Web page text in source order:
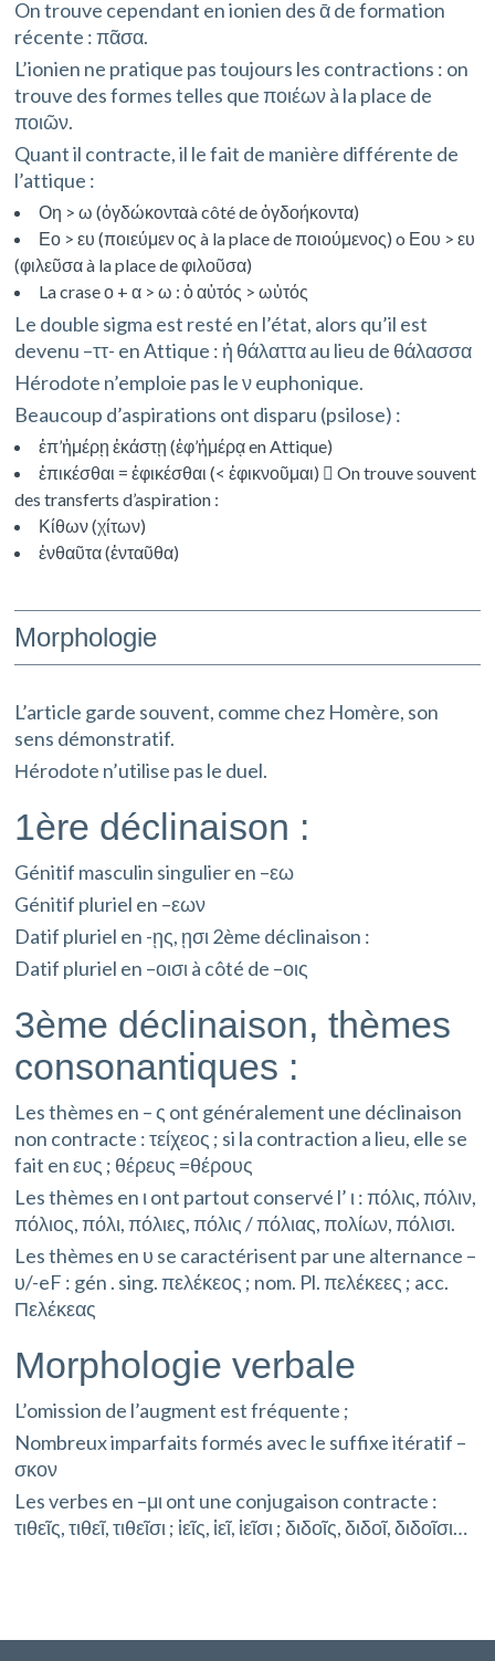
On trouve cependant en ionien des ᾱ de formation
récente : πᾶσα.
L’ionien ne pratique pas toujours les contractions : on
trouve des formes telles que ποιέων à la place de
ποιῶν.
Quant il contracte, il le fait de manière différente de
l’attique :
Οη > ω (ὀγδώκονταà côté de ὀγδοήκοντα)
Εο > ευ (ποιεύμεν ος à la place de ποιούμενος) o Εου > ευ
(φιλεῦσα à la place de φιλοῦσα)
La crase ο + α > ω : ὁ αὐτός > ωὐτός
Le double sigma est resté en l’état, alors qu’il est
devenu –ττ- en Attique : ἡ θάλαττα au lieu de θάλασσα
Hérodote n’emploie pas le ν euphonique.
Beaucoup d’aspirations ont disparu (psilose) :
ἐπ’ἡμέρῃ ἑκάστῃ (ἐφ’ἡμέρᾳ en Attique)
ἐπικέσθαι = ἐφικέσθαι (< ἐφικνοῦμαι)  On trouve souvent
des transferts d’aspiration :
Κίθων (χίτων)
ἐνθαῦτα (ἐνταῦθα)
Morphologie
L’article garde souvent, comme chez Homère, son
sens démonstratif.
Ηérodote n’utilise pas le duel.
1ère déclinaison :
Génitif masculin singulier en –εω
Génitif pluriel en –εων
Datif pluriel en -ῃς, ῃσι 2ème déclinaison :
Datif pluriel en –οισι à côté de –οις
3ème déclinaison, thèmes
consonantiques :
Les thèmes en – ς ont généralement une déclinaison
non contracte : τείχεος ; si la contraction a lieu, elle se
fait en ευς ; θέρευς =θέρους
Les thèmes en ι ont partout conservé l’ ι : πόλις, πόλιν,
πόλιος, πόλι, πόλιες, πόλις / πόλιας, πολίων, πόλισι.
Les thèmes en υ se caractérisent par une alternance –
υ/-eF : gén . sing. πελέκεος ; nom. Pl. πελέκεες ; acc.
Πελέκεας
Morphologie verbale
L’omission de l’augment est fréquente ;
Nombreux imparfaits formés avec le suffixe itératif –
σκον
Les verbes en –μι ont une conjugaison contracte :
τιθεῖς, τιθεῖ, τιθεῖσι ; ἱεῖς, ἱεῖ, ἱεῖσι ; διδοῖς, διδοῖ, διδοῖσι…